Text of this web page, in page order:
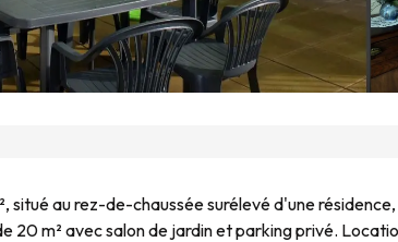
situé au rez-de-chaussée surélevé d'une
20 m² avec salon de jardin et parking privé.